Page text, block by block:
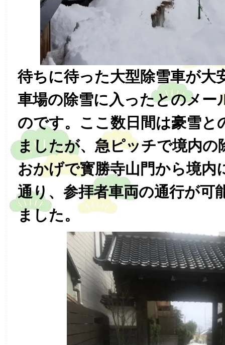
待ちに待った大型除雪車が大
車場の除雪に入ったとのメー
のです。ここ数日間は豪雪と
ましたが、急ピッチで境内の
おかげで寳勝寺山門から境内
通り、参拝者車両の通行が可
ました。